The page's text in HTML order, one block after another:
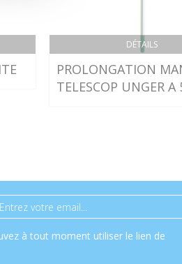
DÉTAILS
PROLONGATION
TELESCOP UNGER A
à tout moment utiliser le lien de